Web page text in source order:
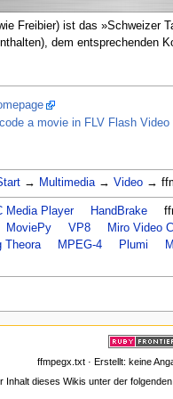
Freibier) ist das »Schweizer
dem entsprechenden
a movie in FLV Flash
→ Multimedia→ Video→
Media Player HandBrake
MoviePy VP8 Miro Video
Theora MPEG-4 Plumi
ffmpegx.txt · Erstellt: keine
Inhalt dieses Wikis unter der